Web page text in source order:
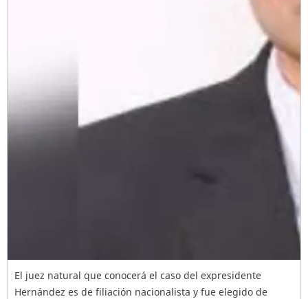
El juez natural que conocerá el caso del expresidente
Hernández es de filiación nacionalista y fue elegido de